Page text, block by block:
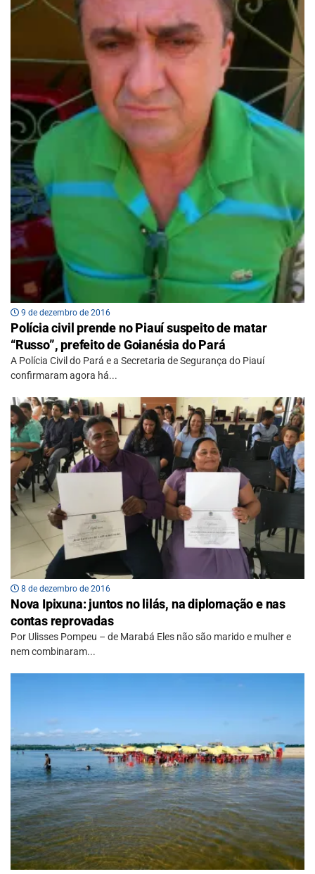
9 de dezembro de 2016
Polícia civil prende no Piauí suspeito de matar
“Russo”, prefeito de Goianésia do Pará
A Polícia Civil do Pará e a Secretaria de Segurança do Piauí
confirmaram agora há...
8 de dezembro de 2016
Nova Ipixuna: juntos no lilás, na diplomação e nas
contas reprovadas
Por Ulisses Pompeu – de Marabá Eles não são marido e mulher e
nem combinaram...